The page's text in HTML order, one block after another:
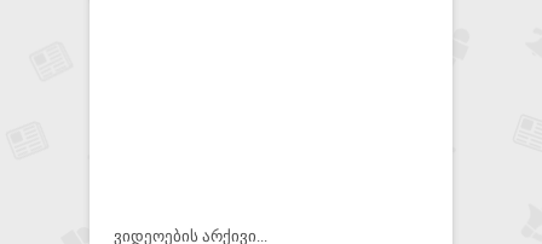
ვიდეოების არქივი...